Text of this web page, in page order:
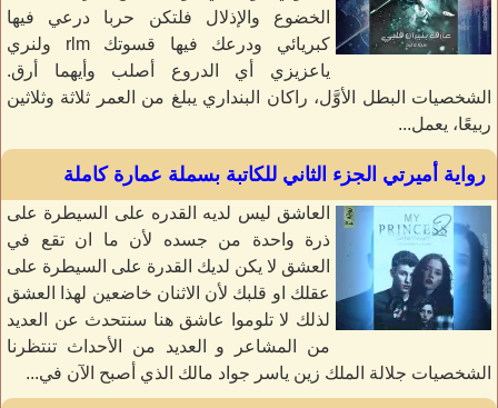
الخضوع والإذلال فلتكن حربا درعي فيها
كبريائي ودرعك فيها قسوتك rlm ولنري
ياعزيزي أي الدروع أصلب وأيهما أرق.
الشخصيات البطل الأوَّل، راكان البنداري يبلغ من العمر ثلاثة وثلاثين
ربيعًا، يعمل...
رواية أميرتي الجزء الثاني للكاتبة بسملة عمارة كاملة
العاشق ليس لديه القدره على السيطرة على
ذرة واحدة من جسده لأن ما ان تقع في
العشق لا يكن لديك القدرة على السيطرة على
عقلك او قلبك لأن الاثنان خاضعين لهذا العشق
لذلك لا تلوموا عاشق هنا سنتحدث عن العديد
من المشاعر و العديد من الأحداث تنتظرنا
الشخصيات جلالة الملك زين ياسر جواد مالك الذي أصبح الآن في...